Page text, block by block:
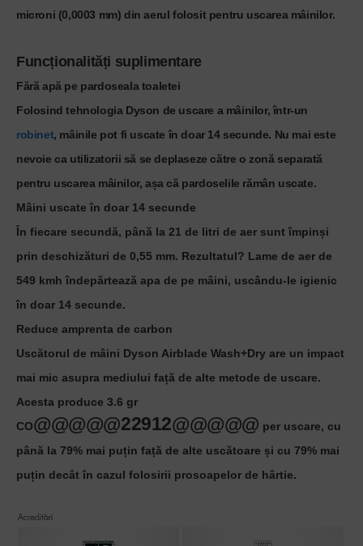
microni (0,0003 mm) din aerul folosit pentru uscarea mâinilor.
Funcționalități suplimentare
Fără apă pe pardoseala toaletei
Folosind tehnologia Dyson de uscare a mâinilor, într-un
robinet, mâinile pot fi uscate în doar 14 secunde. Nu mai este
nevoie ca utilizatorii să se deplaseze către o zonă separată
pentru uscarea mâinilor, așa că pardoselile rămân uscate.
Mâini uscate în doar 14 secunde
În fiecare secundă, până la 21 de litri de aer sunt împinși
prin deschizături de 0,55 mm. Rezultatul? Lame de aer de
549 kmh îndepărtează apa de pe mâini, uscându-le igienic
în doar 14 secunde.
Reduce amprenta de carbon
Uscătorul de mâini Dyson Airblade Wash+Dry are un impact
mai mic asupra mediului față de alte metode de uscare.
Acesta produce 3.6 gr
CO@@@@@22912@@@@@ per uscare, cu
până la 79% mai puțin față de alte uscătoare și cu 79% mai
puțin decât în cazul folosirii prosoapelor de hârtie.